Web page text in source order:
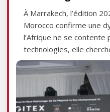
À Marrakech, l’édition
Morocco confirme une
l’Afrique ne se contente
technologies, elle